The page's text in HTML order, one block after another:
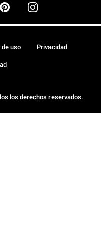
los derechos reservados.
de uso Privacidad